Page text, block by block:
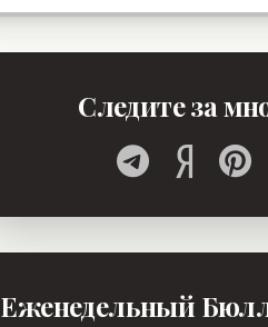
Следите за
Еженедельный